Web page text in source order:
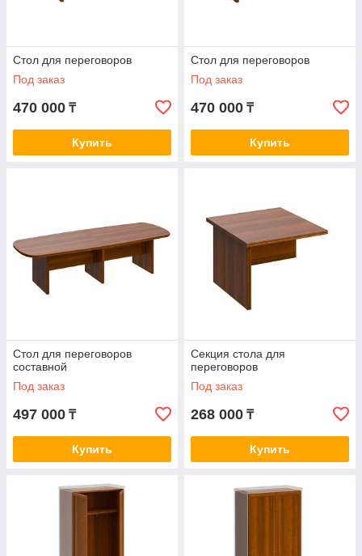
Стол для переговоров
Под заказ
470 000 ₸
Купить
Стол для переговоров
Под заказ
470 000 ₸
Купить
Стол для переговоров
составной
Под заказ
497 000 ₸
Купить
Секция стола для
переговоров
Под заказ
268 000 ₸
Купить